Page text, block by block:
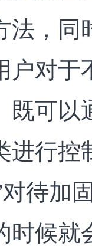
法，同
户对于
既可以
进行控
对待加
时候就